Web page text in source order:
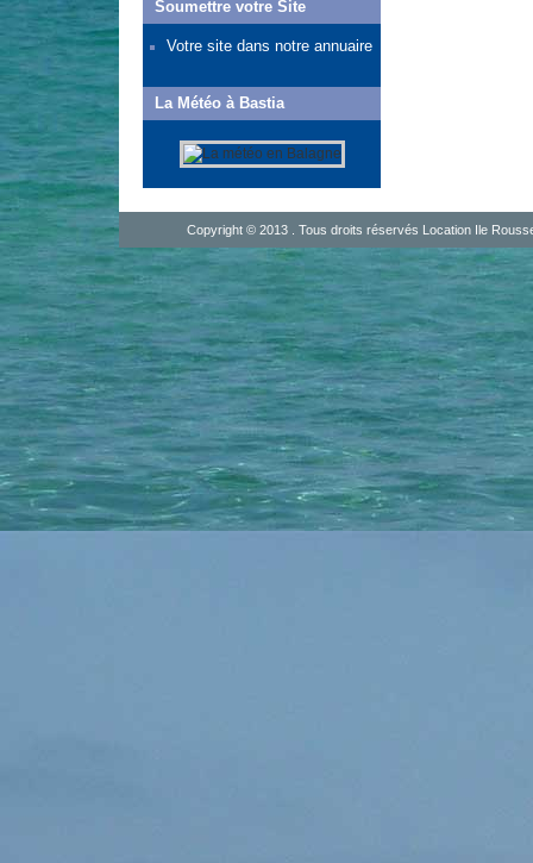
Soumettre votre Site
Votre site dans notre annuaire
La Météo à Bastia
Copyright © 2013 . Tous droits réservés Location Ile